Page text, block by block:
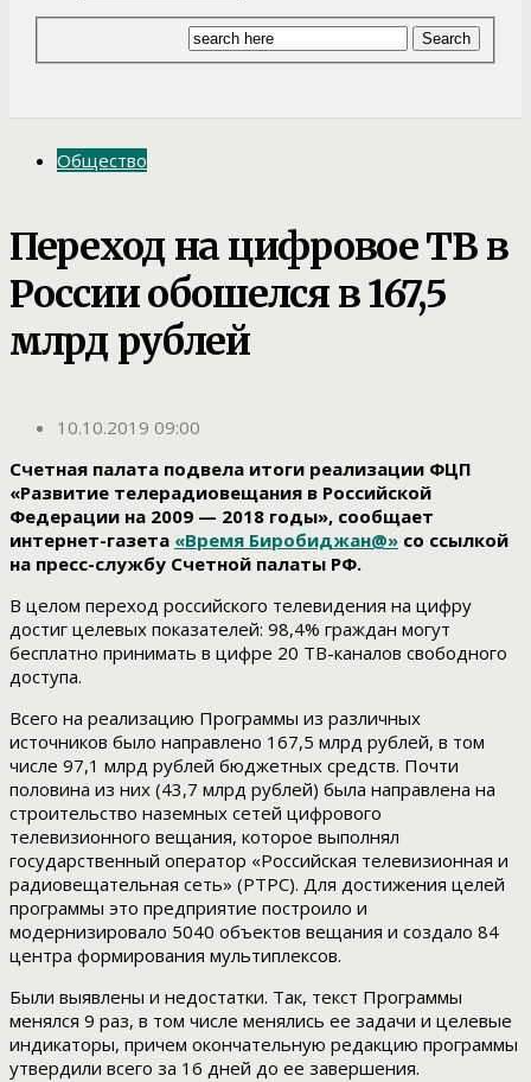
Общество
Переход на цифровое ТВ в
России обошелся в 167,5
млрд рублей
10.10.2019 09:00
Счетная палата подвела итоги реализации ФЦП
«Развитие телерадиовещания в Российской
Федерации на 2009 — 2018 годы», сообщает
интернет-газета «Время Биробиджан@» со ссылкой
на пресс-службу Счетной палаты РФ.
В целом переход российского телевидения на цифру
достиг целевых показателей: 98,4% граждан могут
бесплатно принимать в цифре 20 ТВ-каналов свободного
доступа.
Всего на реализацию Программы из различных
источников было направлено 167,5 млрд рублей, в том
числе 97,1 млрд рублей бюджетных средств. Почти
половина из них (43,7 млрд рублей) была направлена на
строительство наземных сетей цифрового
телевизионного вещания, которое выполнял
государственный оператор «Российская телевизионная и
радиовещательная сеть» (РТРС). Для достижения целей
программы это предприятие построило и
модернизировало 5040 объектов вещания и создало 84
центра формирования мультиплексов.
Были выявлены и недостатки. Так, текст Программы
менялся 9 раз, в том числе менялись ее задачи и целевые
индикаторы, причем окончательную редакцию программы
утвердили всего за 16 дней до ее завершения.